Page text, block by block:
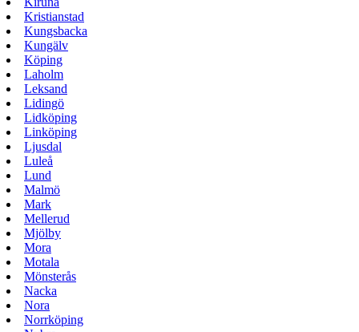
Kristianstad
Kungsbacka
Kungälv
Köping
Laholm
Leksand
Lidingö
Lidköping
Linköping
Ljusdal
Luleå
Lund
Malmö
Mark
Mellerud
Mjölby
Mora
Motala
Mönsterås
Nacka
Nora
Norrköping